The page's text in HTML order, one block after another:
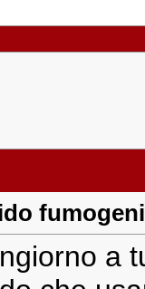
fumogeni
a